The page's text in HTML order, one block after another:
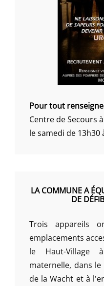
Pour tout
Centre de Secours
le samedi de 13h30
LA COMMUNE A
DE
Trois appareils
emplacements
le Haut-Village
maternelle, dans le
de la Wacht et à